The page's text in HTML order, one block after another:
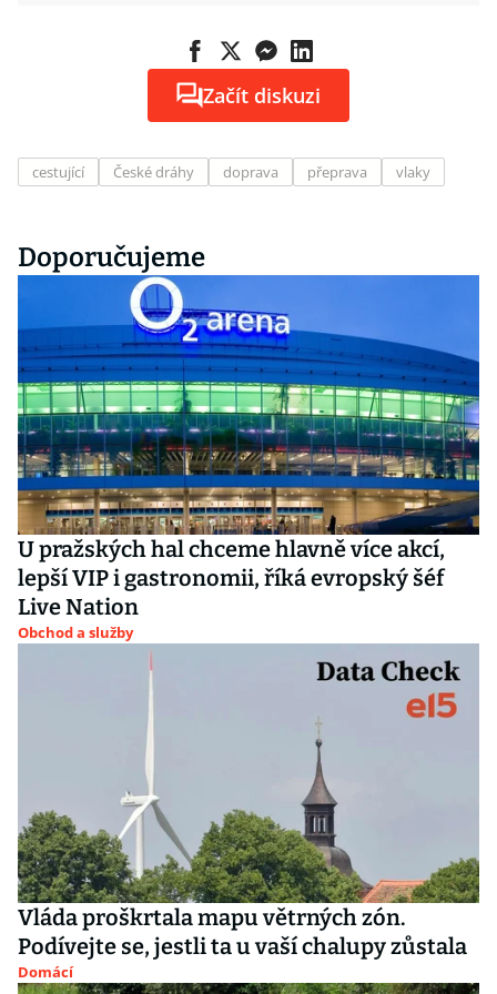
Začít diskuzi
cestující České dráhy doprava přeprava vlaky
Doporučujeme
U pražských hal chceme hlavně více akcí,
lepší VIP i gastronomii, říká evropský šéf
Live Nation
Obchod a služby
Vláda proškrtala mapu větrných zón.
Podívejte se, jestli ta u vaší chalupy zůstala
Domácí